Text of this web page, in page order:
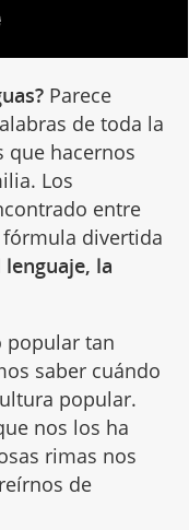
Parece
de toda la
que hacernos
Los
entre
fórmula divertida
la
popular tan
saber cuándo
popular.
nos los ha
rimas nos
de